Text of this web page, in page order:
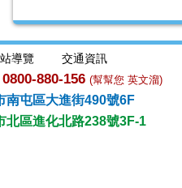
導覽 交通資訊
0800-880-156 (幫幫您 英文溜)
南屯區大進街490號6F
北區進化北路238號3F-1